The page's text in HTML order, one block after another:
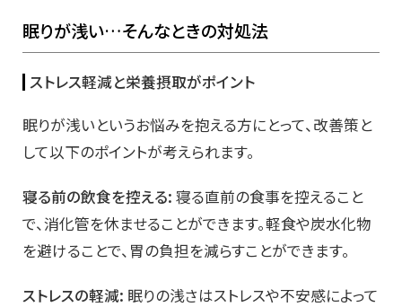
眠りが浅い…そんなときの対処法
ストレス軽減と栄養摂取がポイント
眠りが浅いというお悩みを抱える方にとって、改善策と
して以下のポイントが考えられます。
寝る前の飲食を控える: 寝る直前の食事を控えること
で、消化管を休ませることができます。軽食や炭水化物
を避けることで、胃の負担を減らすことができます。
ストレスの軽減: 眠りの浅さはストレスや不安感によって